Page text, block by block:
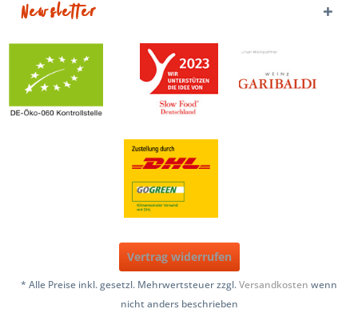
Newsletter
Vertrag widerrufen
* Alle Preise inkl. gesetzl. Mehrwertsteuer zzgl.Versandkosten wenn
nicht anders beschrieben